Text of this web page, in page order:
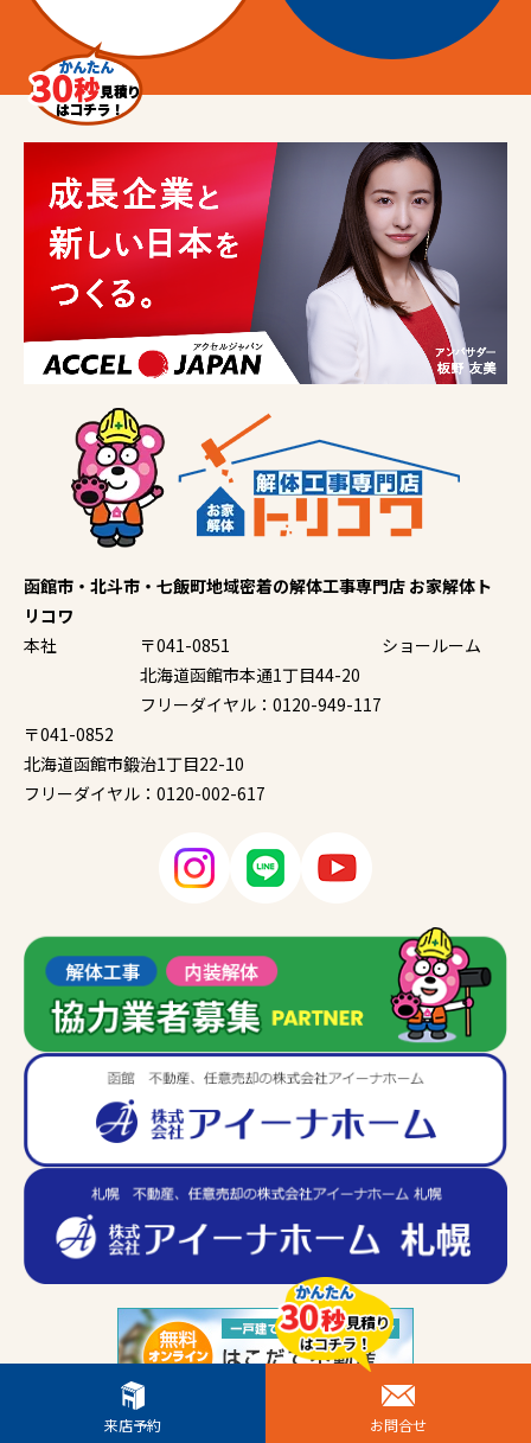
函館市・北斗市・七飯町地域密着の解体工事専門店 お家解体ト
リコワ
本社
〒041-0851
北海道函館市本通1丁目44-20
フリーダイヤル：0120-949-117
ショールーム
〒041-0852
北海道函館市鍛治1丁目22-10
フリーダイヤル：0120-002-617
来店予約 お問合せ